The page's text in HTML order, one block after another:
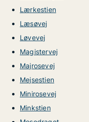
Lærkestien
Læsøvej
Løvevej
Magistervej
Majrosevej
Mejsestien
Minirosevej
Minkstien